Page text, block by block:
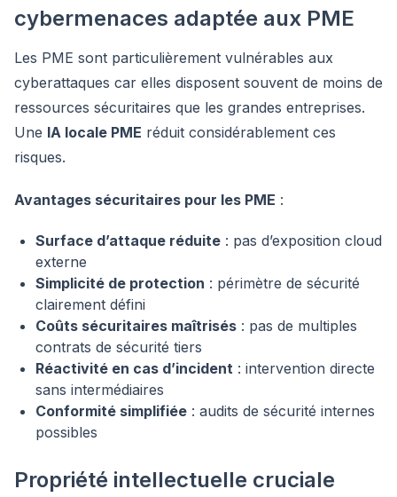
cybermenaces adaptée aux PME
Les PME sont particulièrement vulnérables aux
cyberattaques car elles disposent souvent de moins de
ressources sécuritaires que les grandes entreprises.
Une IA locale PME réduit considérablement ces
risques.
Avantages sécuritaires pour les PME :
Surface d’attaque réduite : pas d’exposition cloud
externe
Simplicité de protection : périmètre de sécurité
clairement défini
Coûts sécuritaires maîtrisés : pas de multiples
contrats de sécurité tiers
Réactivité en cas d’incident : intervention directe
sans intermédiaires
Conformité simplifiée : audits de sécurité internes
possibles
Propriété intellectuelle cruciale